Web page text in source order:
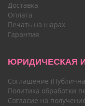
Доставка
Оплата
Печать на шарах
Гарантия
ЮРИДИЧЕСКАЯ
Соглашение
Политика обработки
Согласие на